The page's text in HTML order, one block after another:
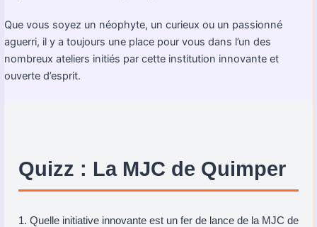
Que vous soyez un néophyte, un curieux ou un passionné
aguerri, il y a toujours une place pour vous dans l’un des
nombreux ateliers initiés par cette institution innovante et
ouverte d’esprit.
Quizz : La MJC de Quimper
1. Quelle initiative innovante est un fer de lance de la MJC de